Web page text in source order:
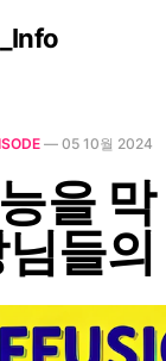
— 05 10월 2024
을
들